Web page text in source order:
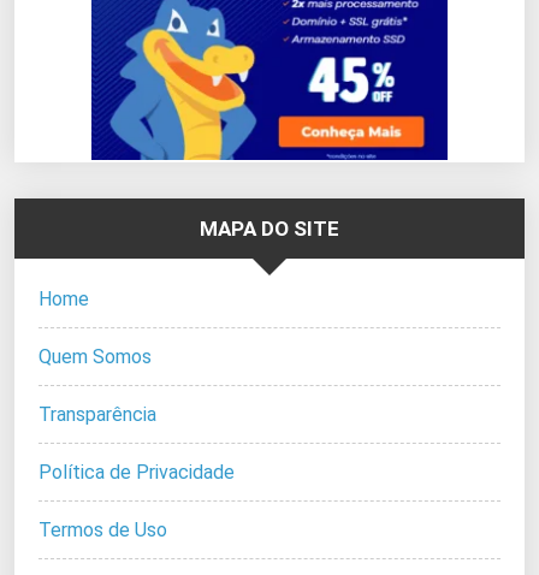
MAPA DO SITE
Home
Quem Somos
Transparência
Política de Privacidade
Termos de Uso